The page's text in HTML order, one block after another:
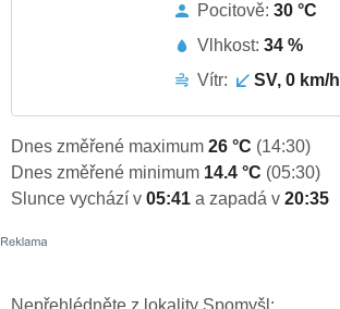
Pocitově: 30 °C
Vlhkost: 34 %
Vítr:
SV, 0 km/h
Dnes změřené maximum 26 °C (14:30)
Dnes změřené minimum 14.4 °C (05:30)
Slunce vychází v 05:41 a zapadá v 20:35